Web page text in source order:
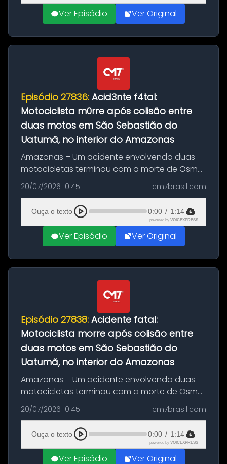
Ver Episódio Ver Original
Episódio 27836: Acid3nte f4tal:
Motociclista m0rre após colisão entre
duas motos em São Sebastião do
Uatumã, no interior do Amazonas
Amazonas – Um acidente envolvendo duas
motocicletas terminou com a morte de Osmar
Figueiredo de Souza, de 38 anos, no município
de São Sebastião do Uatumã, no interior do
Amazonas. A colisão ocorreu n...
20/07/2026 10:45 cm7brasil.com
Ouça o texto 0:00 / 1:14
powered by VOICEXPRESS
Ver Episódio Ver Original
Episódio 27838: Acidente fatal:
Motociclista morre após colisão entre
duas motos em São Sebastião do
Uatumã, no interior do Amazonas
Amazonas – Um acidente envolvendo duas
motocicletas terminou com a morte de Osmar
Figueiredo de Souza, de 38 anos, no município
de São Sebastião do Uatumã, no interior do
Amazonas. A colisão ocorreu n...
20/07/2026 10:45 cm7brasil.com
Ouça o texto 0:00 / 1:14
powered by VOICEXPRESS
Ver Episódio Ver Original